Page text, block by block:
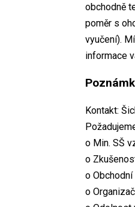
obchodně
poměr s
vyučení).
informace
Kontakt:
o Min. SŠ
o
o
o